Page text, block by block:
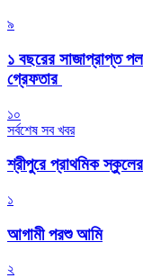
৯
১ বছরের সাজাপ্রাপ্ত
গ্রেফতার ‎
১০
সর্বশেষ সব খবর
শ্রীপুরে প্রাথমিক
১
আগামী পরশু আমি
২